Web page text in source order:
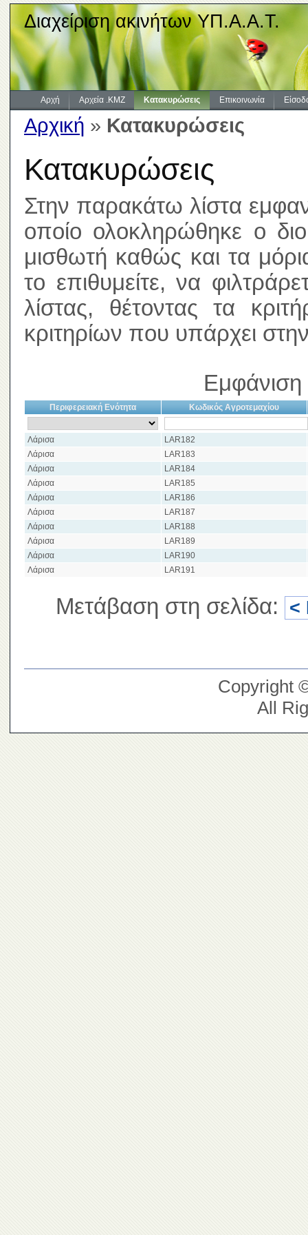
Διαχείριση ακινήτων ΥΠ.Α.Α.Τ.
Αρχή Αρχεία .KMZ Κατακυρώσεις Επικοινωνία
Αρχική » Κατακυρώσεις
Κατακυρώσεις
Στην παρακάτω λίστα
οποίο ολοκληρώθηκε ο
μισθωτή καθώς και τα
το επιθυμείτε, να
λίστας, θέτοντας τα
κριτηρίων που υπάρχει
Περιφερειακή Ενότητα Κωδικός Αγροτεμαχίου
Λάρισα
LAR182
Λάρισα
LAR183
Λάρισα
LAR184
Λάρισα
LAR185
Λάρισα
LAR186
Λάρισα
LAR187
Λάρισα
LAR188
Λάρισα
LAR189
Λάρισα
LAR190
Λάρισα
LAR191
Μετάβαση στη σελίδα: <
Copyright
All